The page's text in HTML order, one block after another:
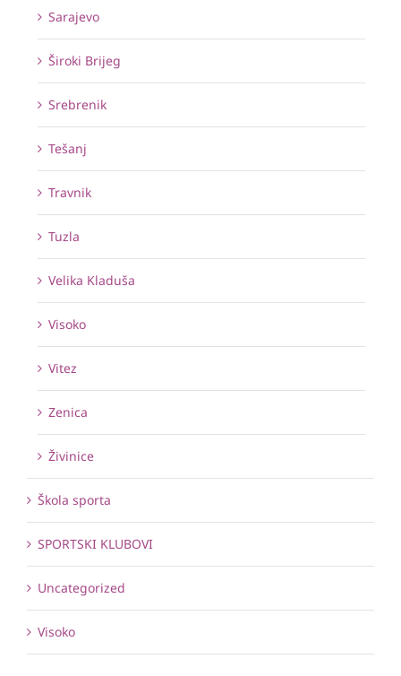
Sarajevo
Široki Brijeg
Srebrenik
Tešanj
Travnik
Tuzla
Velika Kladuša
Visoko
Vitez
Zenica
Živinice
Škola sporta
SPORTSKI KLUBOVI
Uncategorized
Visoko